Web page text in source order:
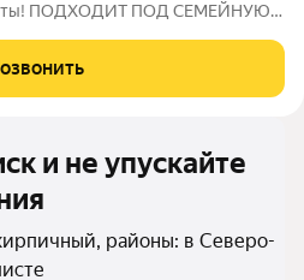
2025 новейшие
и не упускайте
районы: в Северо-